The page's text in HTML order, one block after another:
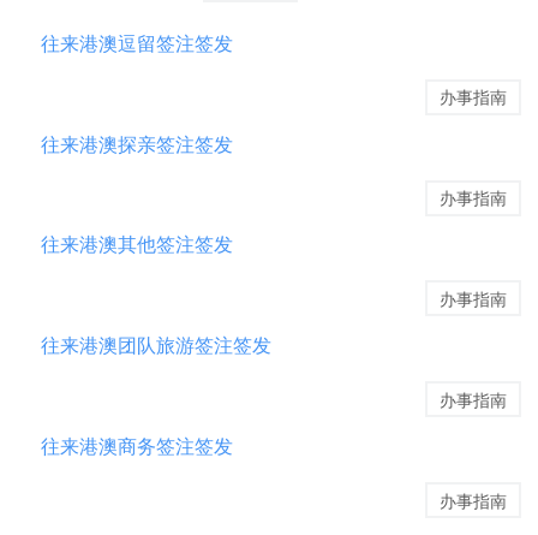
往来港澳逗留签注签发
办事指南
往来港澳探亲签注签发
办事指南
往来港澳其他签注签发
办事指南
往来港澳团队旅游签注签发
办事指南
往来港澳商务签注签发
办事指南